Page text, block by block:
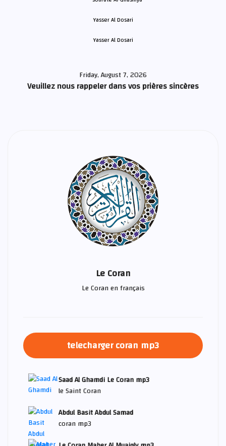
Yasser Al Dosari
Friday, August 7, 2026
Veuillez nous rappeler dans vos prières sincères
Le Coran
Le Coran en français
telecharger coran mp3
Saad Al Ghamdi Le Coran mp3
le Saint Coran
Abdul Basit Abdul Samad
coran mp3